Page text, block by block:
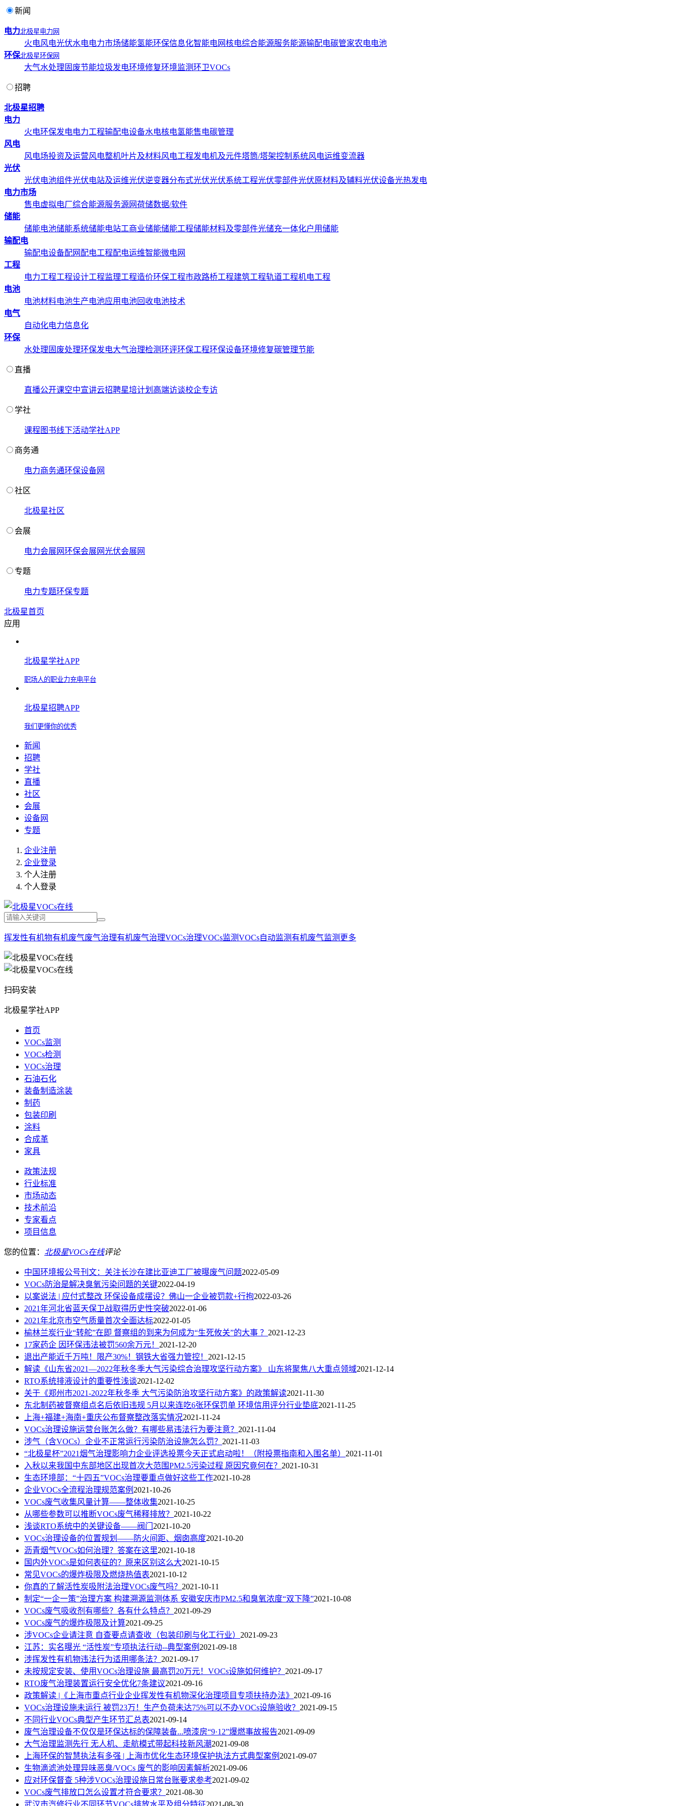
新闻
电力北极星电力网
火电风电光伏水电电力市场储能氢能环保信息化智能电网核电综合能源服务能源输配电碳管家农电电池
环保北极星环保网
大气水处理 固废节能垃圾发电环境修复环境监测环卫VOCs
招聘
北极星招聘
电力
火电环保发电电力工程输配电设备水电核电氢能售电碳管理
风电
风电场投资及运营风电整机叶片及材料风电工程发电机及元件塔筒/塔架控制系统风电运维变流器
光伏
光伏电池组件光伏电站及运维光伏逆变器分布式光伏光伏系统工程光伏零部件光伏原材料及辅料光伏设备光热发电
电力市场
售电虚拟电厂综合能源服务源网荷储数据/软件
储能
储能电池储能系统储能电站工商业储能储能工程储能材料及零部件光储充一体化户用储能
输配电
输配电设备配网配电工程配电运维智能微电网
工程
电力工程工程设计工程监理工程造价环保工程市政路桥工程建筑工程轨道工程机电工程
电池
电池材料电池生产电池应用 电池回收电池技术
电气
自动化电力信息化
环保
水处理 固废处理环保发电大气治理检测环评环保工程环保设备环境修复碳管理节能
直播
直播公开课空中宣讲云招聘星培计划 高端访谈校企专访
学社
课程 图书线下活动学社APP
商务通
电力商务通环保设备网
社区
北极星社区
会展
电力会展网环保会展网光伏会展网
专题
电力专题环保专题
北极星首页
应用
北极星学社APP
职场人的职业力充电平台
北极星招聘APP
我们更懂你的优秀
新闻
招聘
学社
直播
社区
会展
设备网
专题
企业注册
企业登录
个人注册
个人登录
挥发性有机物有机废气废气治理有机废气治理VOCs治理VOCs监测VOCs自动监测有机废气监测 更多
扫码安装
北极星学社APP
首页
VOCs监测
VOCs检测
VOCs治理
石油石化
装备制造涂装
制药
包装印刷
涂料
合成革
家具
政策法规
行业标准
市场动态
技术前沿
专家看点
项目信息
您的位置： 北极星VOCs在线评论
中国环境报公号刊文：关注长沙在建比亚迪工厂被曝废气问题2022-05-09
VOCs防治是解决臭氧污染问题的关键2022-04-19
以案说法 | 应付式整改 环保设备成摆设？佛山一企业被罚款+行拘2022-03-26
2021年河北省蓝天保卫战取得历史性突破2022-01-06
2021年北京市空气质量首次全面达标2022-01-05
榆林兰炭行业“转舵”在即 督察组的到来为何成为“生死攸关”的大事 ？ 2021-12-23
17家药企 因环保违法被罚560余万元！ 2021-12-20
退出产能近千万吨！限产30%！钢铁大省强力管控！ 2021-12-15
解读《山东省2021—2022年秋冬季大气污染综合治理攻坚行动方案》 山东将聚焦八大重点领域2021-12-14
RTO系统排液设计的重要性浅谈2021-12-02
关于《郑州市2021-2022年秋冬季 大气污染防治攻坚行动方案》的政策解读2021-11-30
东北制药被督察组点名后依旧违规 5月以来连吃6张环保罚单 环境信用评分行业垫底2021-11-25
上海+福建+海南+重庆公布督察整改落实情况2021-11-24
VOCs治理设施运营台账怎么做？有哪些易违法行为要注意？ 2021-11-04
涉气（含VOCs）企业不正常运行污染防治设施怎么罚？ 2021-11-03
“北极星杯”2021烟气治理影响力企业评选投票今天正式启动啦！（附投票指南和入围名单） 2021-11-01
入秋以来我国中东部地区出现首次大范围PM2.5污染过程 原因究竟何在？ 2021-10-31
生态环境部：“十四五”VOCs治理要重点做好这些工作2021-10-28
企业VOCs全流程治理规范案例 2021-10-26
VOCs废气收集风量计算——整体收集2021-10-25
从哪些参数可以推断VOCs废气稀释排放？ 2021-10-22
浅谈RTO系统中的关键设备——阀门 2021-10-20
VOCs治理设备的位置规划——防火间距、烟囱高度2021-10-20
沥青烟气VOCs如何治理？答案在这里2021-10-18
国内外VOCs是如何表征的？原来区别这么大2021-10-15
常见VOCs的爆炸极限及燃烧热值表2021-10-12
你真的了解活性炭吸附法治理VOCs废气吗？ 2021-10-11
制定“一企一策”治理方案 构建溯源监测体系 安徽安庆市PM2.5和臭氧浓度“双下降”2021-10-08
VOCs废气吸收剂有哪些？各有什么特点？ 2021-09-29
VOCs废气的爆炸极限及计算2021-09-25
涉VOCs企业请注意 自查要点请查收（包装印刷与化工行业） 2021-09-23
江苏：实名曝光 “活性炭”专项执法行动--典型案例 2021-09-18
涉挥发性有机物违法行为适用哪条法？ 2021-09-17
未按规定安装、使用VOCs治理设施 最高罚20万元！VOCs设施如何维护？ 2021-09-17
RTO废气治理装置运行安全优化7条建议2021-09-16
政策解读 |《上海市重点行业企业挥发性有机物深化治理项目专项扶持办法》 2021-09-16
VOCs治理设施未运行 被罚23万！生产负荷未达75%可以不办VOCs设施验收？ 2021-09-15
不同行业VOCs典型产生环节汇总表2021-09-14
废气治理设备不仅仅是环保达标的保障装备...喷漆房“9·12”爆燃事故报告2021-09-09
大气治理监测先行 无人机、走航模式带起科技新风潮2021-09-08
上海环保的智慧执法有多强 | 上海市优化生态环境保护执法方式典型案例 2021-09-07
生物滴滤池处理异味恶臭/VOCs 废气的影响因素解析2021-09-06
应对环保督查 5种涉VOCs治理设施日常台账要求参考2021-09-02
VOCs废气排放口怎么设置才符合要求？ 2021-08-30
武汉市汽修行业不同环节VOCs排放水平及组分特征2021-08-30